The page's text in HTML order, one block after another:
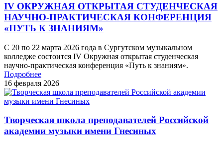
IV ОКРУЖНАЯ ОТКРЫТАЯ СТУДЕНЧЕСКАЯ
НАУЧНО-ПРАКТИЧЕСКАЯ КОНФЕРЕНЦИЯ
«ПУТЬ К ЗНАНИЯМ»
С 20 по 22 марта 2026 года в Сургутском музыкальном
колледже состоится IV Окружная открытая студенческая
научно-практическая конференция «Путь к знаниям».
Подробнее
16 февраля 2026
Творческая школа преподавателей Российской
академии музыки имени Гнесиных